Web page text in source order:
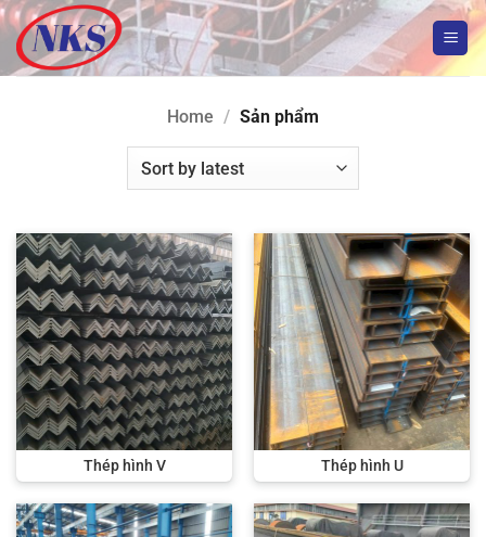
Bỏ
qua
nội
Home / Sản phẩm
Thép hình V Thép hình U